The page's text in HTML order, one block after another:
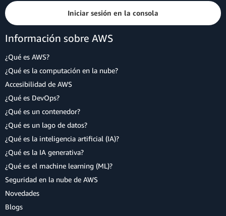
Iniciar sesión en la consola
Información sobre AWS
¿Qué es AWS?
¿Qué es la computación en la nube?
Accesibilidad de AWS
¿Qué es DevOps?
¿Qué es un contenedor?
¿Qué es un lago de datos?
¿Qué es la inteligencia artificial (IA)?
¿Qué es la IA generativa?
¿Qué es el machine learning (ML)?
Seguridad en la nube de AWS
Novedades
Blogs